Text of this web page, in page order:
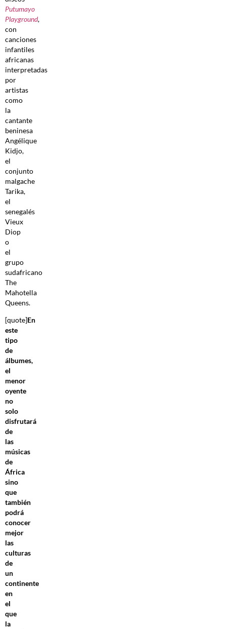
Putumayo
Playground,
con
canciones
infantiles
africanas
interpretadas
por
artistas
como
la
cantante
beninesa
Angélique
Kidjo,
el
conjunto
malgache
Tarika,
el
senegalés
Vieux
Diop
o
el
grupo
sudafricano
The
Mahotella
Queens.
[quote]En
este
tipo
de
álbumes,
el
menor
oyente
no
solo
disfrutará
de
las
músicas
de
África
sino
que
también
podrá
conocer
mejor
las
culturas
de
un
continente
en
el
que
la